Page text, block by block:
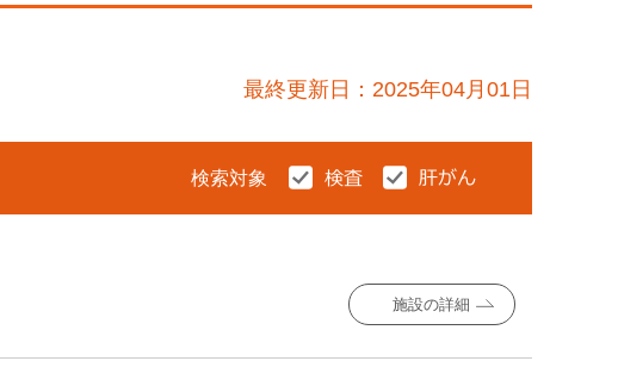
最終更新日：2025年04月01日
検索対象
施設の詳細